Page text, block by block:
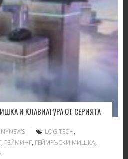
И КЛАВИАТУРА ОТ СЕРИЯТА
LOGITECH,
, ГЕЙМИНГ, ГЕЙМРЪСКИ МИШКА,